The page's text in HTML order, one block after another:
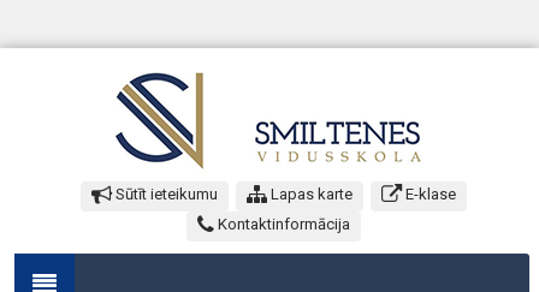
Sūtīt ieteikumu Lapas karte
E-klase
Kontaktinformācija